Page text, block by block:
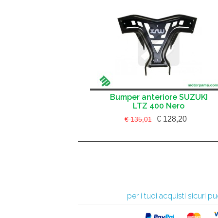
Bumper anteriore SUZUKI
LTZ 400 Nero
€ 135,01 € 128,20
per i tuoi acquisti sicuri